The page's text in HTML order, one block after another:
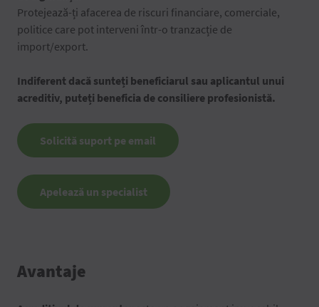
Protejează-ți afacerea de riscuri financiare, comerciale,
politice care pot interveni într-o tranzacție de
import/export.
Indiferent dacă sunteți beneficiarul sau aplicantul unui
acreditiv, puteți beneficia de consiliere profesionistă.
Solicită suport pe email
Apelează un specialist
Avantaje